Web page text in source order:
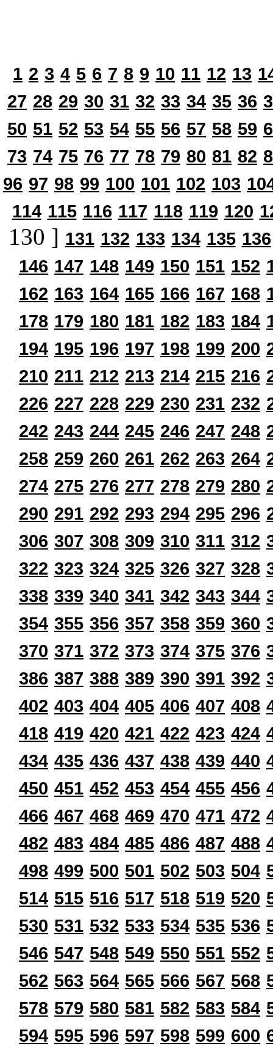
1 2 3 4 5 6 7 8 9 10 11 12 13
27 28 29 30 31 32 33 34 35 36
50 51 52 53 54 55 56 57 58 59
73 74 75 76 77 78 79 80 81 82
96 97 98 99 100 101 102 103
114 115 116 117 118 119 120
130 ] 131 132 133 134 135 136
146 147 148 149 150 151 152
162 163 164 165 166 167 168
178 179 180 181 182 183 184
194 195 196 197 198 199 200
210 211 212 213 214 215 216
226 227 228 229 230 231 232
242 243 244 245 246 247 248
258 259 260 261 262 263 264
274 275 276 277 278 279 280
290 291 292 293 294 295 296
306 307 308 309 310 311 312
322 323 324 325 326 327 328
338 339 340 341 342 343 344
354 355 356 357 358 359 360
370 371 372 373 374 375 376
386 387 388 389 390 391 392
402 403 404 405 406 407 408
418 419 420 421 422 423 424
434 435 436 437 438 439 440
450 451 452 453 454 455 456
466 467 468 469 470 471 472
482 483 484 485 486 487 488
498 499 500 501 502 503 504
514 515 516 517 518 519 520
530 531 532 533 534 535 536
546 547 548 549 550 551 552
562 563 564 565 566 567 568
578 579 580 581 582 583 584
594 595 596 597 598 599 600